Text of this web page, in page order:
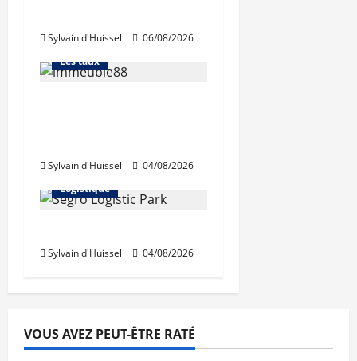
Sylvain d'Huissel 06/08/2026
L'avis des courtiers
Les taux
Sylvain d'Huissel 04/08/2026
Immo d'entreprise
Logistique
Sylvain d'Huissel 04/08/2026
VOUS AVEZ PEUT-ÊTRE RATÉ